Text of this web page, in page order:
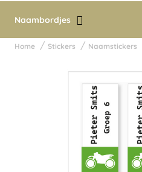
Naambordjes
Home Stickers Naamstickers